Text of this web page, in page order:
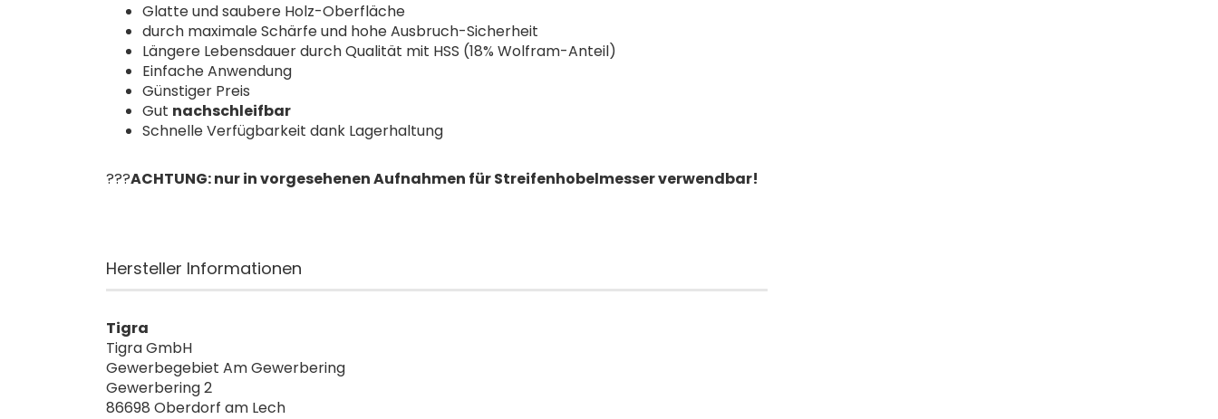
Glatte und saubere Holz-Oberfläche
durch maximale Schärfe und hohe Ausbruch-Sicherheit
Längere Lebensdauer durch Qualität mit HSS (18% Wolfram-Anteil)
Einfache Anwendung
Günstiger Preis
Gut nachschleifbar
Schnelle Verfügbarkeit dank Lagerhaltung
???ACHTUNG: nur in vorgesehenen Aufnahmen für Streifenhobelmesser verwendbar!
Hersteller Informationen
Tigra
Tigra GmbH
Gewerbegebiet Am Gewerbering
Gewerbering 2
86698 Oberdorf am Lech